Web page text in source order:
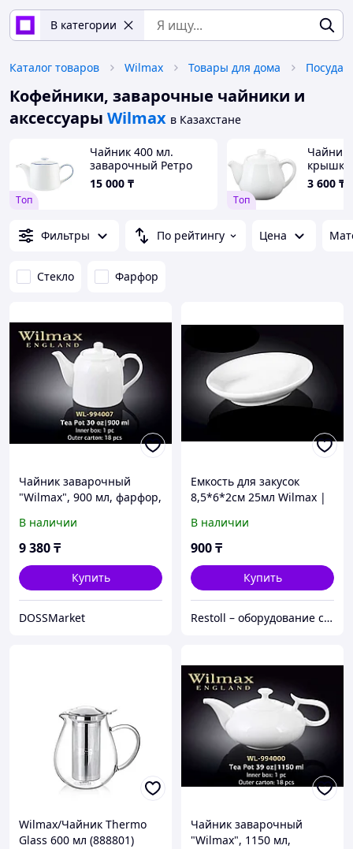
В категории
Каталог товаров Wilmax Товары для дома Посуда
Кофейники, заварочные чайники и
аксессуары Wilmax в Казахстане
Tоп
Чайник 400 мл.
заварочный Ретро
синий край, форма
Банкет Bonna
15 000 ₸
Tоп
Чайник
3 600 ₸
Фильтры По рейтингу Цена
Стекло Фарфор
Чайник заварочный
"Wilmax", 900 мл, фарфор,
В наличии
9 380₸
Купить
DOSSMarket
Емкость для закусок
8,5*6*2см 25мл Wilmax |
В наличии
900₸
Купить
Restoll – оборудование с гарантией
Wilmax/Чайник Thermo
Glass 600 мл (888801)
Чайник заварочный
"Wilmax", 1150 мл,